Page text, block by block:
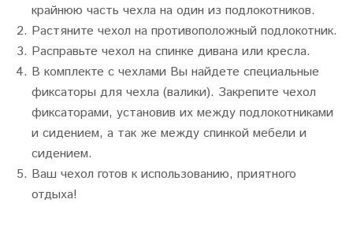
крайнюю часть чехла на один из подлокотников.
Растяните чехол на противоположный подлокотник.
Расправьте чехол на спинке дивана или кресла.
В комплекте с чехлами Вы найдете специальные
фиксаторы для чехла (валики). Закрепите чехол
фиксаторами, установив их между подлокотниками
и сидением, а так же между спинкой мебели и
сидением.
Ваш чехол готов к использованию, приятного
отдыха!